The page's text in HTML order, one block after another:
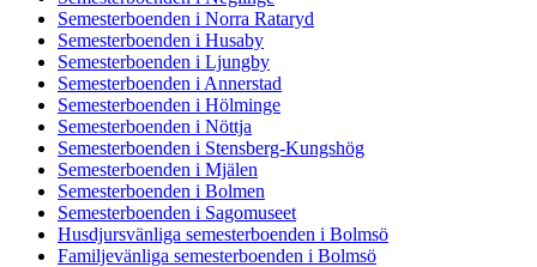
Semesterboenden i Norra Rataryd
Semesterboenden i Husaby
Semesterboenden i Ljungby
Semesterboenden i Annerstad
Semesterboenden i Hölminge
Semesterboenden i Nöttja
Semesterboenden i Stensberg-Kungshög
Semesterboenden i Mjälen
Semesterboenden i Bolmen
Semesterboenden i Sagomuseet
Husdjursvänliga semesterboenden i Bolmsö
Familjevänliga semesterboenden i Bolmsö